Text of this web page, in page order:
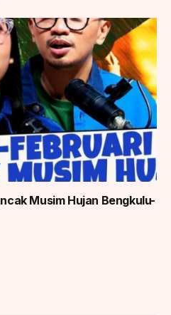
Musim Hujan Bengkulu-